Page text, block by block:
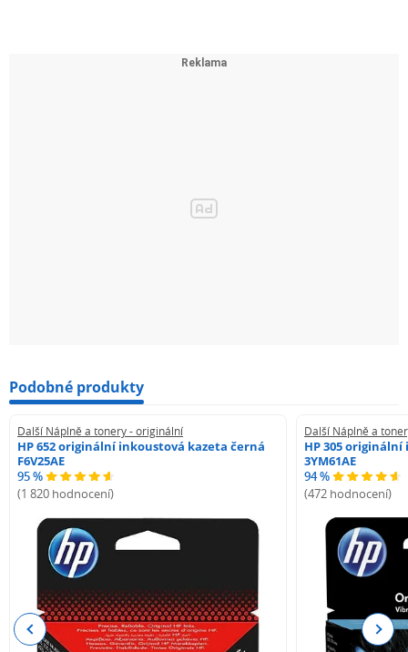
Podobné produkty
Další Náplně a tonery - originální
HP 652 originální inkoustová kazeta černá
F6V25AE
95 %
(1 820 hodnocení)
Další Náplně a
HP 305
3YM61AE
94 %
(472 hodnocení)
Previous Next